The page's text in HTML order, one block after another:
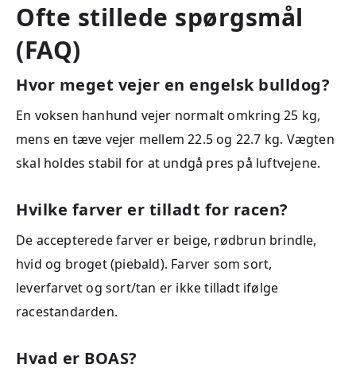
Ofte stillede spørgsmål
(FAQ)
Hvor meget vejer en engelsk bulldog?
En voksen hanhund vejer normalt omkring 25 kg,
mens en tæve vejer mellem 22.5 og 22.7 kg. Vægten
skal holdes stabil for at undgå pres på luftvejene.
Hvilke farver er tilladt for racen?
De accepterede farver er beige, rødbrun brindle,
hvid og broget (piebald). Farver som sort,
leverfarvet og sort/tan er ikke tilladt ifølge
racestandarden.
Hvad er BOAS?